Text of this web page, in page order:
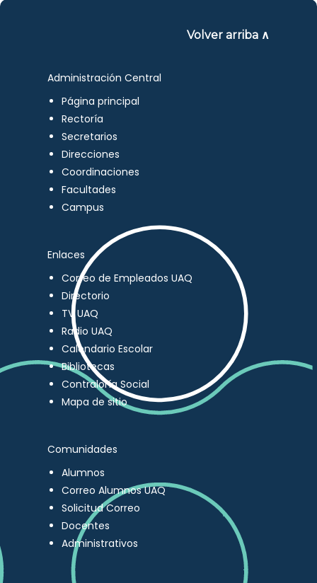
Volver arriba ∧
Administración Central
Página principal
Rectoría
Secretarios
Direcciones
Coordinaciones
Facultades
Campus
Enlaces
Correo de Empleados UAQ
Directorio
TV UAQ
Radio UAQ
Calendario Escolar
Bibliotecas
Contraloría Social
Mapa de sitio
Comunidades
Alumnos
Correo Alumnos UAQ
Solicitud Correo
Docentes
Administrativos